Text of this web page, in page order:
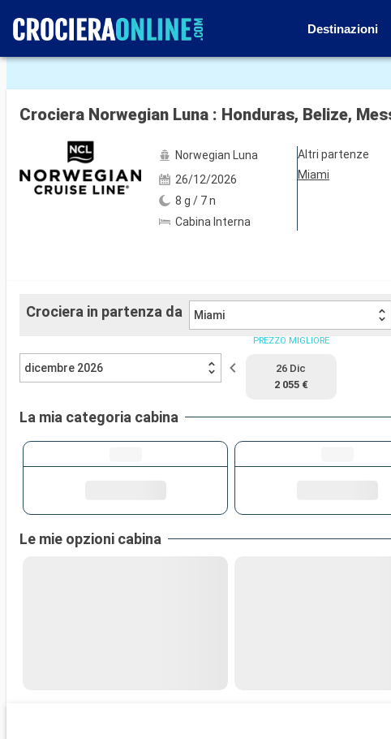
Destinazioni
Mostra le altre 86 foto
Crociera Norwegian Luna : Honduras, Belize,
Norwegian Luna
26/12/2026
8 g / 7 n
Cabina Interna
Altri partenze
Miami
Crociera in partenza da Miami
dicembre 2026
PREZZO MIGLIORE
26 Dic
2 055 €
La mia categoria cabina
Le mie opzioni cabina